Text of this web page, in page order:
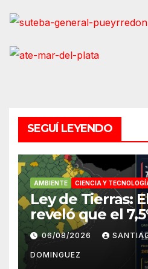
SEGUÍ LEYENDO
AMBIENTE CIENCIA Y
Ley de Tierras:
reveló que el
tierras rurales
Plata
extranjeros
06/08/2026
DOMINGUEZ